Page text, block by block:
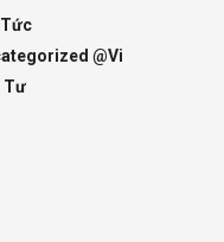
@vi
Tư